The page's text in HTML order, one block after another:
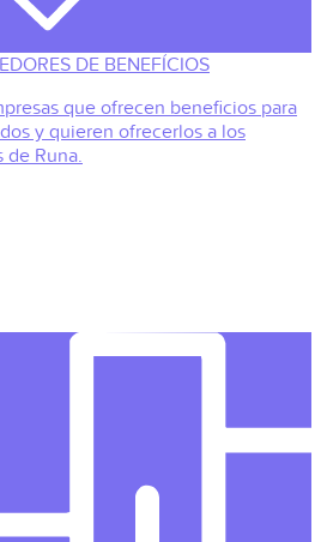
DE BENEFÍCIOS
que ofrecen beneficios para
y quieren ofrecerlos a los
de Runa.